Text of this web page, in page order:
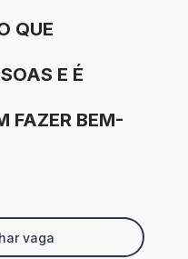
QUE
E É
FAZER BEM-
vaga